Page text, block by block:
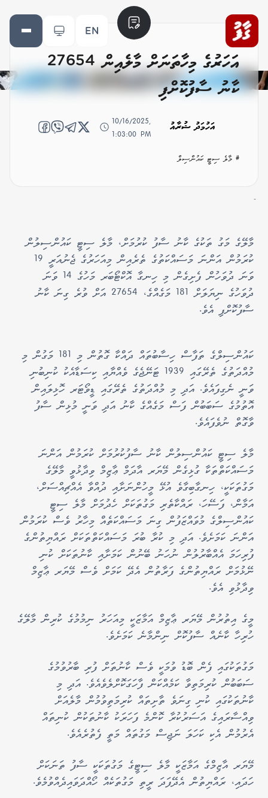
EN
އަހަރުގެ މިހާތަނަށް މާލެއިން 27654
ކާނު ސާފުކޮށްފި
އަހުމަދު ޝުރާއު
10/16/2025,
1:03:00 PM
# މާލެ ސިޓީ ކައުންސިލް
-
މާލޭގެ މަގު ތަކުގެ ކާނު ސާފު ކުރުމަށް، މާލެ ސިޓީ ކައުންސިލުން
ކުރަމުން އަންނަ މަސައްކަތުގެ ތެރެއިން މިއަހަރުގެ ޖެނުއަރީ 19
ވަނަ ދުވަހުން ފެށިގެން މި ހިނގާ އޮކްޓޯބަރ މަހުގެ 14 ވަނަ
ދުވަހުގެ ނިޔަލަށް 181 މަގެއްގެ، 27654 އަށް ވުރެ ގިނަ ކާނު
ސާފުކޮށްފި އެވެ.
ކައުންސިލްގެ ތަފާސް ހިސާބުތައް ދައްކާ ގޮތުން މި 181 މަގުން މި
މުއްދަތުގެ ތެރޭގައި 1939 ޓަނޭޖެގެ ވެއްޔާއި ކިސަޑާއެކު ކުނިބުނި
ވަނީ ނެގިފައެވެ. އަދި މި މުއްދަތުގެ ތެރޭގައި ޑީވޯޓަރ ހޮޅިލައިން
އޮތުމުގެ ސަބަބުން ފަސް މަގެއްގެ ކާނު އަދި ވަނީ މުޅިން ސާފު
ވާގޮތް ނުވެފައެވެ.
މާލެ ސިޓީ ކައުންސިލުން ކާނު ސާފުކުރުމަށް ކުރަމުން އަންނަ
މަސައްކަތްތަކާ ގުޅިގެން މޭޔަރ އާދަމް ޢާޒިމް ވިދާޅުވީ މާލޭގެ
މަގުތަކަކީ، ހިނގާބިގާވެ އުޅޭ މީހުންނަށާއި ދުއްވާ އެއްޗިއްސަށް،
އަމާން، ފަސޭހަ، ރައްކާތެރި މަގުތަކަށް ހެދުމަށް މާލެ ސިޓީ
ކައުންސިލްގެ މުވައްޒަފުން ގިނަ މަސައްކަތެއް މިހާރު ވެސް ކުރަމުން
އަންނަ ކަމަށެވެ. އަދި މި ކުރާ ބުރަ މަސައްކަތްތަކަށް ރައްޔިތުންގެ
ފުރިހަމަ އެއްބާރުލުން ނުހަނު ބޭނުން ކަމަށާއި ކާނުތަކަށް ކުނި
ނޭޅުމަށް ރައްޔިތުންގެ ފަރާތުން އެދޭ ކަމަށް ވެސް މޭޔަރ ޢާޒިމް
ވިދާޅުވި އެވެ.
މީގެ އިތުރުން މޭޔަރ ޢާޒިމް އަމާޒަކީ މިއަހަރު ނިމުމުގެ ކުރިން މާލޭގެ
ހުރިހާ ކާނެއް ސާފުކޮށް ނިންމާނެ ކަމަށެވެ.
މަގުތަކުގައި ފެން ބޮޑު ވުމަކީ ވެސް ކާނުތަށް ފުރި ބާރުވުމުގެ
ސަބަބުން ކުރިމަތިވާ ކަމެއްކަން ފާހަގަކޮށްލެވެއެވެ. އަދި މި
ކާނުތަކުގައި ކުނި ގިނަވެ ތާށިތައް ކުރިމަތިވުމުން މާލެއަށް
ވިއްސާރައިގެ އަސަރުކުރާ ކޮންމެ ފަހަރަކު ކާނުތަކުން ކުނިތައް
އެރުމުން އެކި ކަހަލަ ނަޖިސް މަގުތައް މަތީ ފެތުރެއެވެ.
މޭޔަރ އާޒިމްގެ އަމާޒަކީ މާލެ ސިޓީގެ މަގުތަކަކީ ސާފު ތަނަކަށް
ހަދައި، ރައްޔިތުން އެދޭފަދަ ރީތި މަގުތަކެއް ހޯއްދަވައިދެއްވުމެވެ.